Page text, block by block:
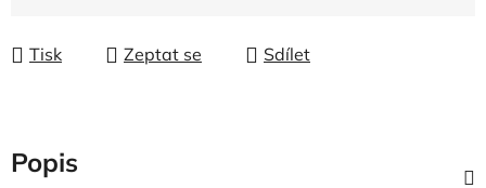
Tisk Zeptat se Sdílet
Popis